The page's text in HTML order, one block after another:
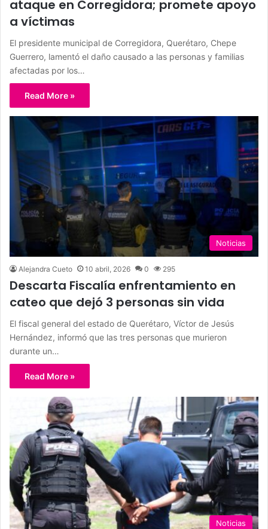
ataque en Corregidora; promete apoyo
a víctimas
El presidente municipal de Corregidora, Querétaro, Chepe
Guerrero, lamentó el daño causado a las personas y familias
afectadas por los…
Read More »
Noticias
Alejandra Cueto 10 abril, 2026 0 295
Descarta Fiscalía enfrentamiento en
cateo que dejó 3 personas sin vida
El fiscal general del estado de Querétaro, Víctor de Jesús
Hernández, informó que las tres personas que murieron
durante un…
Read More »
Noticias